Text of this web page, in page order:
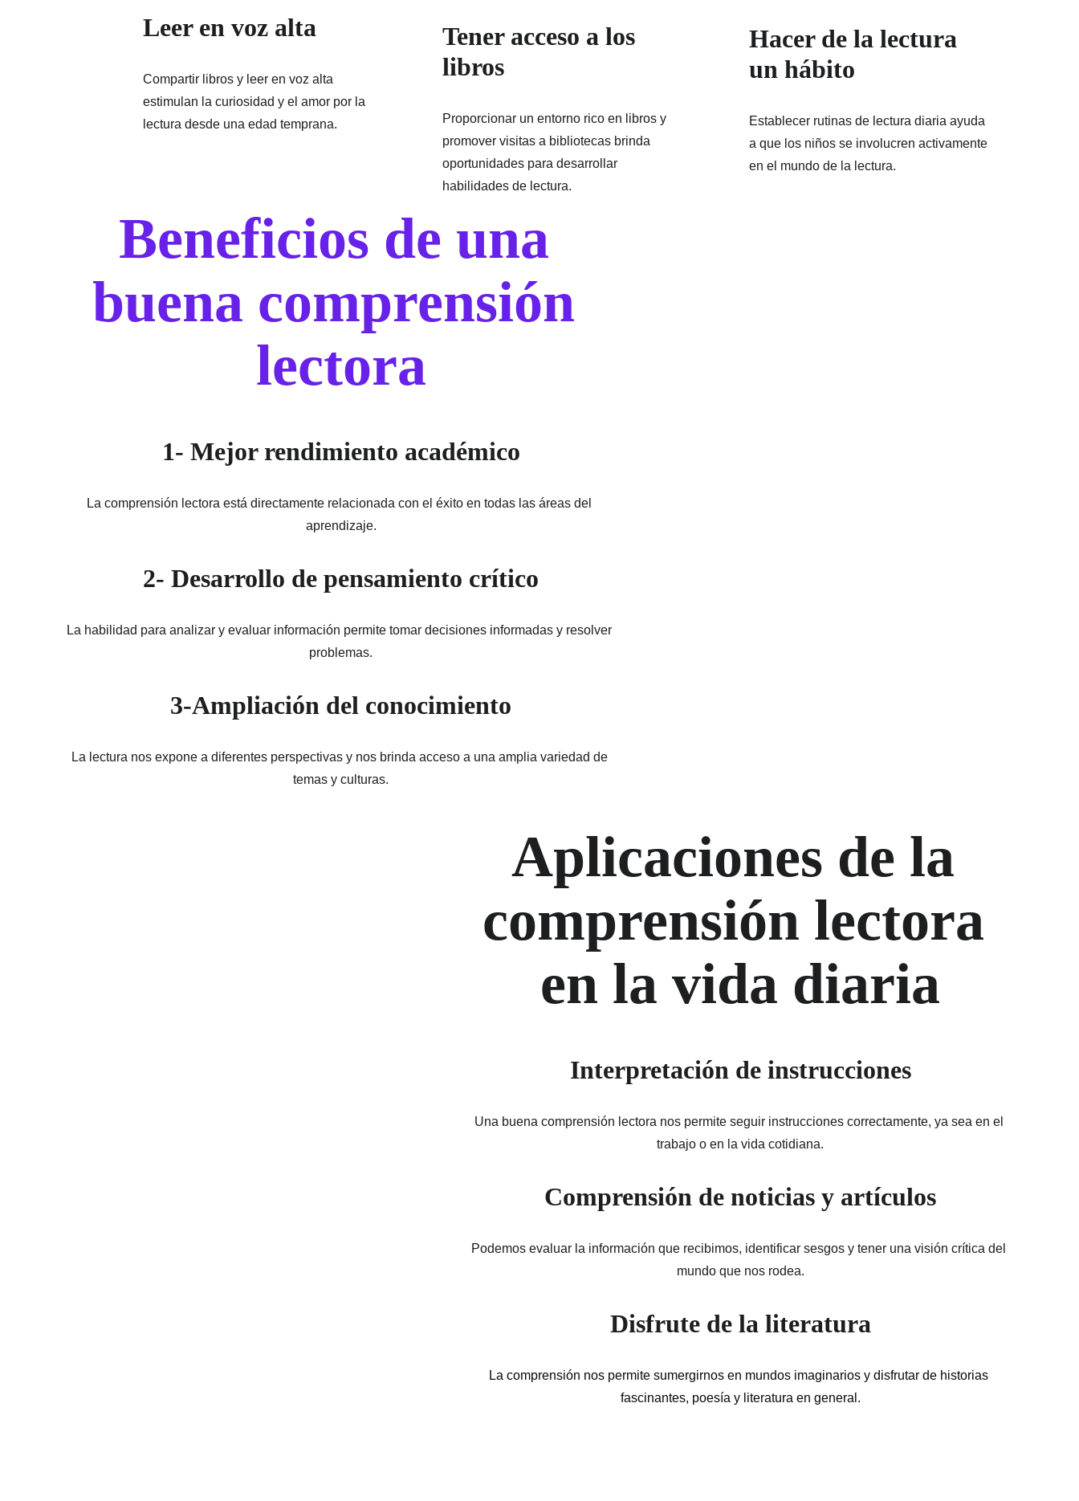
Leer en voz alta
Compartir libros y leer en voz alta
estimulan la curiosidad y el amor por la
lectura desde una edad temprana.
Tener acceso a los
libros
Proporcionar un entorno rico en libros y
promover visitas a bibliotecas brinda
oportunidades para desarrollar
habilidades de lectura.
Hacer de la lectura
un hábito
Establecer rutinas de lectura diaria ayuda
a que los niños se involucren activamente
en el mundo de la lectura.
Beneficios de una
buena comprensión
lectora
1- Mejor rendimiento académico
La comprensión lectora está directamente relacionada con el éxito en todas las áreas del
aprendizaje.
2- Desarrollo de pensamiento crítico
La habilidad para analizar y evaluar información permite tomar decisiones informadas y resolver
problemas.
3-Ampliación del conocimiento
La lectura nos expone a diferentes perspectivas y nos brinda acceso a una amplia variedad de
temas y culturas.
Aplicaciones de la
comprensión lectora
en la vida diaria
Interpretación de instrucciones
Una buena comprensión lectora nos permite seguir instrucciones correctamente, ya sea en el
trabajo o en la vida cotidiana.
Comprensión de noticias y artículos
Podemos evaluar la información que recibimos, identificar sesgos y tener una visión crítica del
mundo que nos rodea.
Disfrute de la literatura
La comprensión nos permite sumergirnos en mundos imaginarios y disfrutar de historias
fascinantes, poesía y literatura en general.